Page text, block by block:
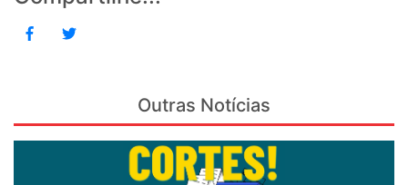
Outras Notícias